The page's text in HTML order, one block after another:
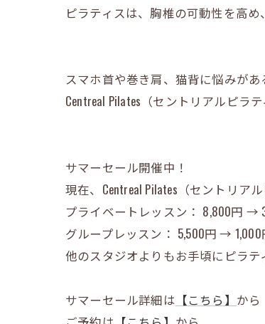
ピラティスは、胸椎の可動性を高
スマホ首や巻き肩、猫背に悩みが
Centreal Pilates（セントリアルピ
サマーセール開催中！
現在、Centreal Pilates（セントリア
プライベートレッスン： 8,800円 →
グループレッスン： 5,500円 → 1,000
他のスタジオよりもお手頃にピラ
サマーセール詳細は 【こちら】 から